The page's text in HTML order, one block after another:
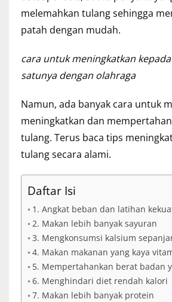
melemahkan tulang sehingga
patah dengan mudah.
cara untuk meningkatkan
satunya dengan olahraga
Namun, ada banyak cara untuk
meningkatkan dan
tulang. Terus baca tips
tulang secara alami.
Daftar Isi
1. Angkat beban dan latihan
2. Makan lebih banyak sayuran
3. Mengkonsumsi kalsium
4. Makan makanan yang kaya
5. Mempertahankan berat badan
6. Menghindari diet rendah kalori
7. Makan lebih banyak protein